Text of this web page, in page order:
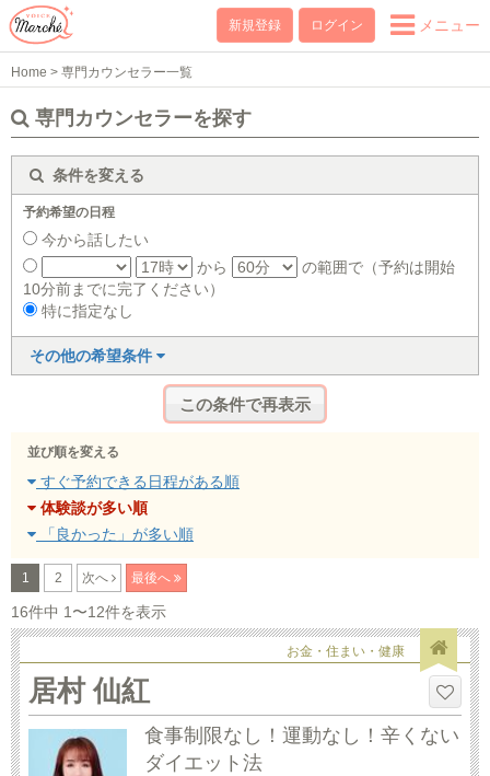
新規登録 ログイン メニュー
Home > 専門カウンセラー一覧
専門カウンセラーを探す
条件を変える
予約希望の日程
今から話したい
から
の範囲で（予約は開始
10分前までに完了ください）
特に指定なし
その他の希望条件
並び順を変える
すぐ予約できる日程がある順
体験談が多い順
「良かった」が多い順
1 2 次へ 最後へ
16件中 1〜12件を表示
お金・住まい・健康
居村 仙紅
食事制限なし！運動なし！辛くない
ダイエット法